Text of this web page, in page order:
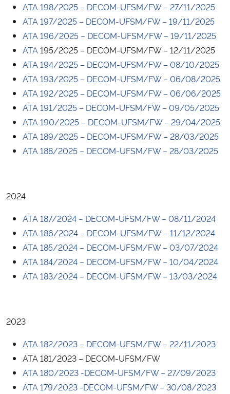
ATA 198/2025 – DECOM-UFSM/FW – 27/11/2025
ATA 197/2025 – DECOM-UFSM/FW – 19/11/2025
ATA 196/2025 – DECOM-UFSM/FW – 19/11/2025
ATA 195/2025 – DECOM-UFSM/FW – 12/11/2025
ATA 194/2025 – DECOM-UFSM/FW – 08/10/2025
ATA 193/2025 – DECOM-UFSM/FW – 06/08/2025
ATA 192/2025 – DECOM-UFSM/FW – 06/06/2025
ATA 191/2025 – DECOM-UFSM/FW – 09/05/2025
ATA 190/2025 – DECOM-UFSM/FW – 29/04/2025
ATA 189/2025 – DECOM-UFSM/FW – 28/03/2025
ATA 188/2025 – DECOM-UFSM/FW – 28/03/2025
2024
ATA 187/2024 – DECOM-UFSM/FW – 08/11/2024
ATA 186/2024 – DECOM-UFSM/FW – 11/12/2024
ATA 185/2024 – DECOM-UFSM/FW – 03/07/2024
ATA 184/2024 – DECOM-UFSM/FW – 10/04/2024
ATA 183/2024 – DECOM-UFSM/FW – 13/03/2024
2023
ATA 182/2023 – DECOM-UFSM/FW – 22/11/2023
ATA 181/2023 – DECOM-UFSM/FW
ATA 180/2023 -DECOM-UFSM/FW – 27/09/2023
ATA 179/2023 -DECOM-UFSM/FW – 30/08/2023